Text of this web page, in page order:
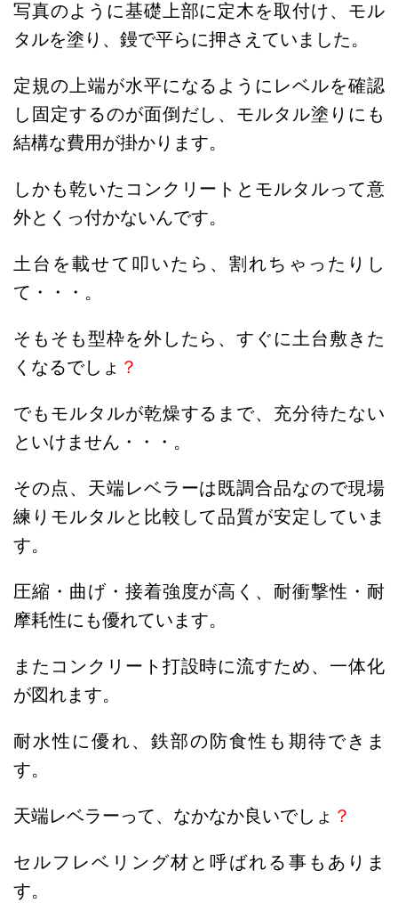
写真のように基礎上部に定木を取付け、モル
タルを塗り、鏝で平らに押さえていました。
定規の上端が水平になるようにレベルを確認
し固定するのが面倒だし、モルタル塗りにも
結構な費用が掛かります。
しかも乾いたコンクリートとモルタルって意
外とくっ付かないんです。
土台を載せて叩いたら、割れちゃったりし
て・・・。
そもそも型枠を外したら、すぐに土台敷きた
くなるでしょ ？
でもモルタルが乾燥するまで、充分待たない
といけません・・・。
その点、天端レベラーは既調合品なので現場
練りモルタルと比較して品質が安定していま
す。
圧縮・曲げ・接着強度が高く、耐衝撃性・耐
摩耗性にも優れています。
またコンクリート打設時に流すため、一体化
が図れます。
耐水性に優れ、鉄部の防食性も期待できま
す。
天端レベラーって、なかなか良いでしょ ？
セルフレベリング材と呼ばれる事もありま
す。